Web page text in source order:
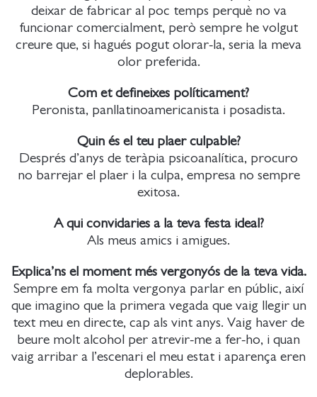
deixar de fabricar al poc temps perquè no va
funcionar comercialment, però sempre he volgut
creure que, si hagués pogut olorar-la, seria la meva
olor preferida.
Com et defineixes políticament?
Peronista, panllatinoamericanista i posadista.
Quin és el teu plaer culpable?
Després d’anys de teràpia psicoanalítica, procuro
no barrejar el plaer i la culpa, empresa no sempre
exitosa.
A qui convidaries a la teva festa ideal?
Als meus amics i amigues.
Explica’ns el moment més vergonyós de la teva vida.
Sempre em fa molta vergonya parlar en públic, així
que imagino que la primera vegada que vaig llegir un
text meu en directe, cap als vint anys. Vaig haver de
beure molt alcohol per atrevir-me a fer-ho, i quan
vaig arribar a l’escenari el meu estat i aparença eren
deplorables.